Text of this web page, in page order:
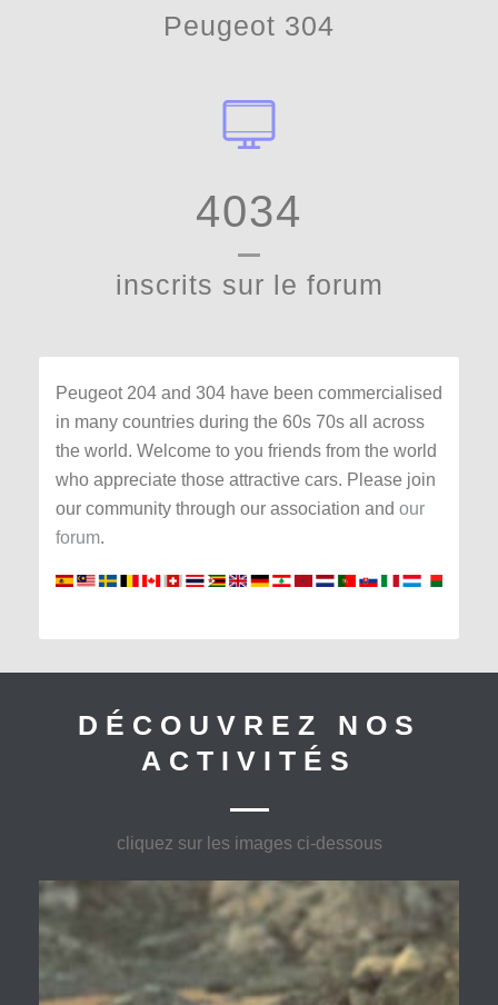
Peugeot 304
4034
inscrits sur le forum
Peugeot 204 and 304 have been commercialised
in many countries during the 60s 70s all across
the world. Welcome to you friends from the world
who appreciate those attractive cars. Please join
our community through our association and our
forum.
DÉCOUVREZ NOS
ACTIVITÉS
cliquez sur les images ci-dessous